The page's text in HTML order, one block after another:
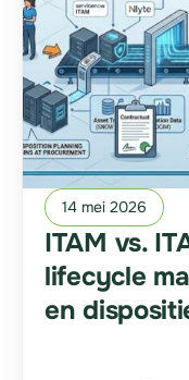
14 mei 2026
ITAM vs.
lifecycle
en